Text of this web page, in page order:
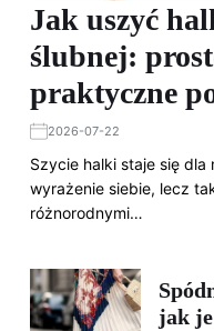
Jak uszyć
ślubnej:
praktyczne
2026-07-22
Szycie halki staje się dla
wyrażenie siebie, lecz
różnorodnymi…
jak